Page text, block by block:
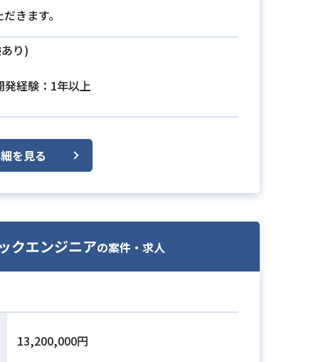
きます。
り)
経験：1年以上
を見る
クエンジニアの案件・求人
13,200,000円